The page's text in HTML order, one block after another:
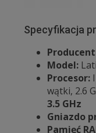
Specyfikacja
Model:
Procesor:
wątki, 2.6
3.5 GHz
Gniazdo
Pamięć